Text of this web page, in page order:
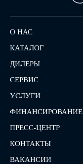
О НАС
КАТАЛОГ
ДИЛЕРЫ
СЕРВИС
УСЛУГИ
ФИНАНСИРОВАНИЕ
ПРЕСС-ЦЕНТР
КОНТАКТЫ
ВАКАНСИИ